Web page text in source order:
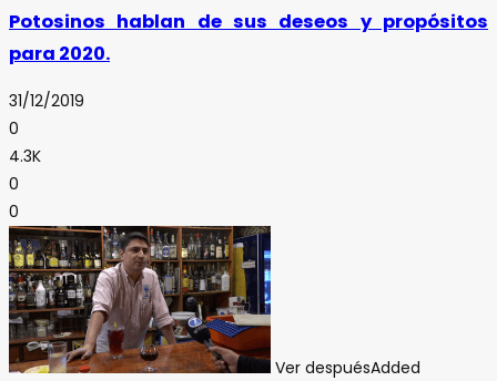
Potosinos hablan de sus deseos y propósitos
para 2020.
31/12/2019
0
4.3K
0
0
Ver despuésAdded